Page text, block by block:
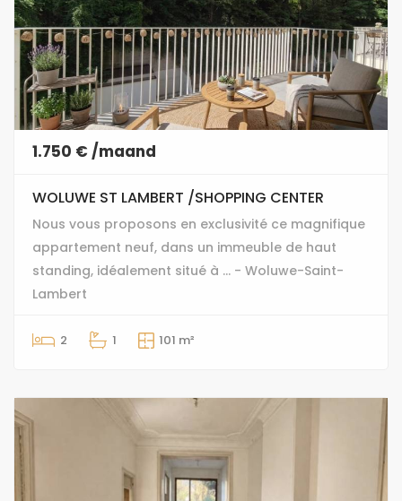
1.750 € /maand
WOLUWE ST LAMBERT /SHOPPING CENTER
Nous vous proposons en exclusivité ce magnifique
appartement neuf, dans un immeuble de haut
standing, idéalement situé à ... - Woluwe-Saint-
Lambert
2 1 101 m²